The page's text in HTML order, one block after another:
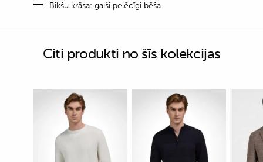
Bikšu krāsa: gaiši pelēcīgi bēša
Citi produkti no šīs kolekcijas